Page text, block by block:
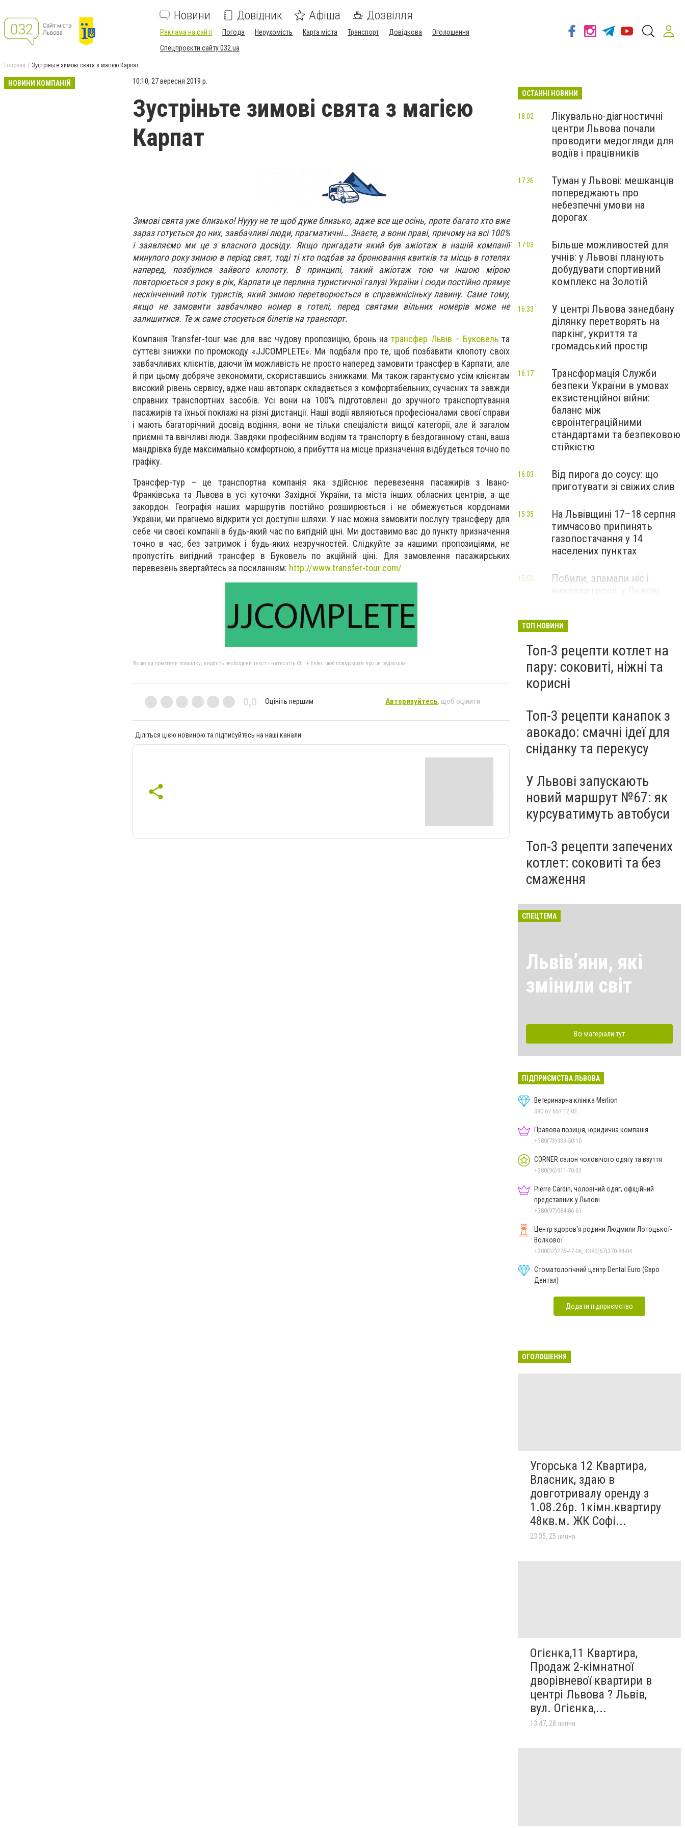
Новини Довідник Афіша Дозвілля
Реклама на сайті Погода Нерухомість Карта міста Транспорт Довідкова
Оголошення
Спецпроєкти сайту 032.ua
Головна Зустріньте зимові свята з магією Карпат
НОВИНИ КОМПАНІЙ 10:10, 27 вересня 2019 р.
Зустріньте зимові свята з магією
Карпат
Зимові свята уже близько! Нуууу не те щоб дуже близько, адже все ще осінь, проте багато хто вже
зараз готується до них, завбачливі люди, прагматичні… Знаєте, а вони праві, причому на всі 100%
і заявляємо ми це з власного досвіду. Якщо пригадати який був ажіотаж в нашій компанії
минулого року зимою в період свят, тоді ті хто подбав за бронювання квитків та місць в готелях
наперед, позбулися зайвого клопоту. В принципі, такий ажіотаж тою чи іншою мірою
повторюється з року в рік, Карпати це перлина туристичної галузі України і сюди постійно прямує
нескінченний потік туристів, який зимою перетворюється в справжнісіньку лавину. Саме тому,
якщо не замовити завбачливо номер в готелі, перед святами вільних номерів може не
залишитися. Те ж саме стосується білетів на транспорт.
Компанія Transfer-tour має для вас чудову пропозицію, бронь натрансфер Львів – Буковельта
суттєві знижки по промокоду «JJCOMPLETE». Ми подбали про те, щоб позбавити клопоту своїх
завбачливих клієнтів, даючи їм можливість не просто наперед замовити трансфер в Карпати, але
й при цьому добряче зекономити, скориставшись знижками. Ми також гарантуємо усім клієнтам
високий рівень сервісу, адже наш автопарк складається з комфортабельних, сучасних та завжди
справних транспортних засобів. Усі вони на 100% підготовлені до зручного транспортування
пасажирів та їхньої поклажі на різні дистанції. Наші водії являються професіоналами своєї справи
і мають багаторічний досвід водіння, вони не тільки спеціалісти вищої категорії, але й загалом
приємні та ввічливі люди. Завдяки професійним водіям та транспорту в бездоганному стані, ваша
мандрівка буде максимально комфортною, а прибуття на місце призначення відбудеться точно по
графіку.
Трансфер-тур – це транспортна компанія яка здійснює перевезення пасажирів з Івано-
Франківська та Львова в усі куточки Західної України, та міста інших обласних центрів, а ще
закордон. Географія наших маршрутів постійно розширюється і не обмежується кордонами
України, ми прагнемо відкрити усі доступні шляхи. У нас можна замовити послугу трансферу для
себе чи своєї компанії в будь-який час по вигідній ціні. Ми доставимо вас до пункту призначення
точно в час, без затримок і будь-яких незручностей. Слідкуйте за нашими пропозиціями, не
пропустіть вигідний трансфер в Буковель по акційній ціні. Для замовлення пасажирських
перевезень звертайтесь за посиланням: http://www.transfer-tour.com/
Якщо ви помітили помилку, виділіть необхідний текст і натисніть Ctrl + Enter, щоб повідомити про це редакцію
0,0 Оцініть першим Авторизуйтесь, щоб оцінити
Діліться цією новиною та підписуйтесь на наші канали
ОСТАННІ НОВИНИ
Лікувально-діагностичні
центри Львова почали
проводити медогляди для
водіїв і працівників
18:02
Туман у Львові: мешканців
попереджають про
небезпечні умови на
дорогах
17:36
Більше можливостей для
учнів: у Львові планують
добудувати спортивний
комплекс на Золотій
17:03
У центрі Львова занедбану
ділянку перетворять на
паркінг, укриття та
громадський простір
16:33
Трансформація Служби
безпеки України в умовах
екзистенційної війни:
баланс між
євроінтеграційними
стандартами та безпековою
стійкістю
16:17
Від пирога до соусу: що
приготувати зі свіжих слив
16:03
На Львівщині 17–18 серпня
тимчасово припинять
газопостачання у 14
населених пунктах
15:35
Побили, зламали ніс і
викрали гроші: у Львові
15:03
ТОП НОВИНИ
Топ-3 рецепти котлет на
пару: соковиті, ніжні та
корисні
Топ-3 рецепти канапок з
авокадо: смачні ідеї для
сніданку та перекусу
У Львові запускають
новий маршрут №67: як
курсуватимуть автобуси
Топ-3 рецепти запечених
котлет: соковиті та без
смаження
СПЕЦТЕМА
Львівʼяни, які
змінили світ
Всі матеріали тут
ПІДПРИЄМСТВА ЛЬВОВА
Ветеринарна клініка Merlion
380 67 657 12 03
Правова позиція, юридична компанія
+380(73)933-50-10
CORNER салон чоловічого одягу та взуття
+380(96)911-70-33
Pierre Cardin, чоловічий одяг, офіційний
представник у Львові
+380(97)084-86-61
Центр здоров'я родини Людмили Лотоцької-
Волкової
+380(32)276-47-06, +380(67)370-84-04
Стоматологічний центр Dental Euro (Євро
Дентал)
Додати підприємство
ОГОЛОШЕННЯ
Угорська 12 Квартира,
Власник, здаю в
довготривалу оренду з
1.08.26р. 1кімн.квартиру
48кв.м. ЖК Софі...
23:35, 25 липня
Огієнка,11 Квартира,
Продаж 2-кімнатної
дворівневої квартири в
центрі Львова ? Львів,
вул. Огієнка,...
13:47, 28 липня